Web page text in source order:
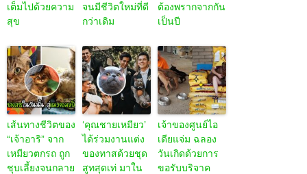
เต็มไปด้วยความ
สุข
จนมีชีวิตใหม่ที่ดี
กว่าเดิม
ต้องพรากจากกัน
เป็นปี
เส้นทางชีวิตของ
“เจ้าอาริ” จาก
เหมียวตกรถ ถูก
ชุบเลี้ยงจนกลาย
‘คุณชายเหมียว’
ได้ร่วมงานแต่ง
ของทาสด้วยชุด
สูทสุดเท่ มาใน
เจ้าของศูนย์ไอ
เดียแจ่ม ฉลอง
วันเกิดด้วยการ
ขอรับบริจาค